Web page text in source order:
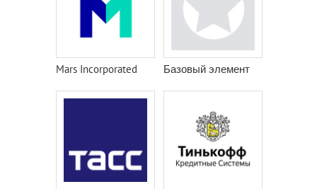
Mars Incorporated Базовый элемент